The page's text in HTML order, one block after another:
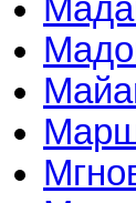
Марш